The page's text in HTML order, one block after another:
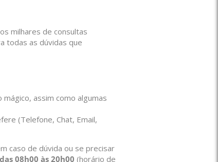
milhares de consultas
todas as dúvidas que
assim como algumas
(Telefone, Chat, Email,
caso de dúvida ou se precisar
08h00 às 20h00 (horário de